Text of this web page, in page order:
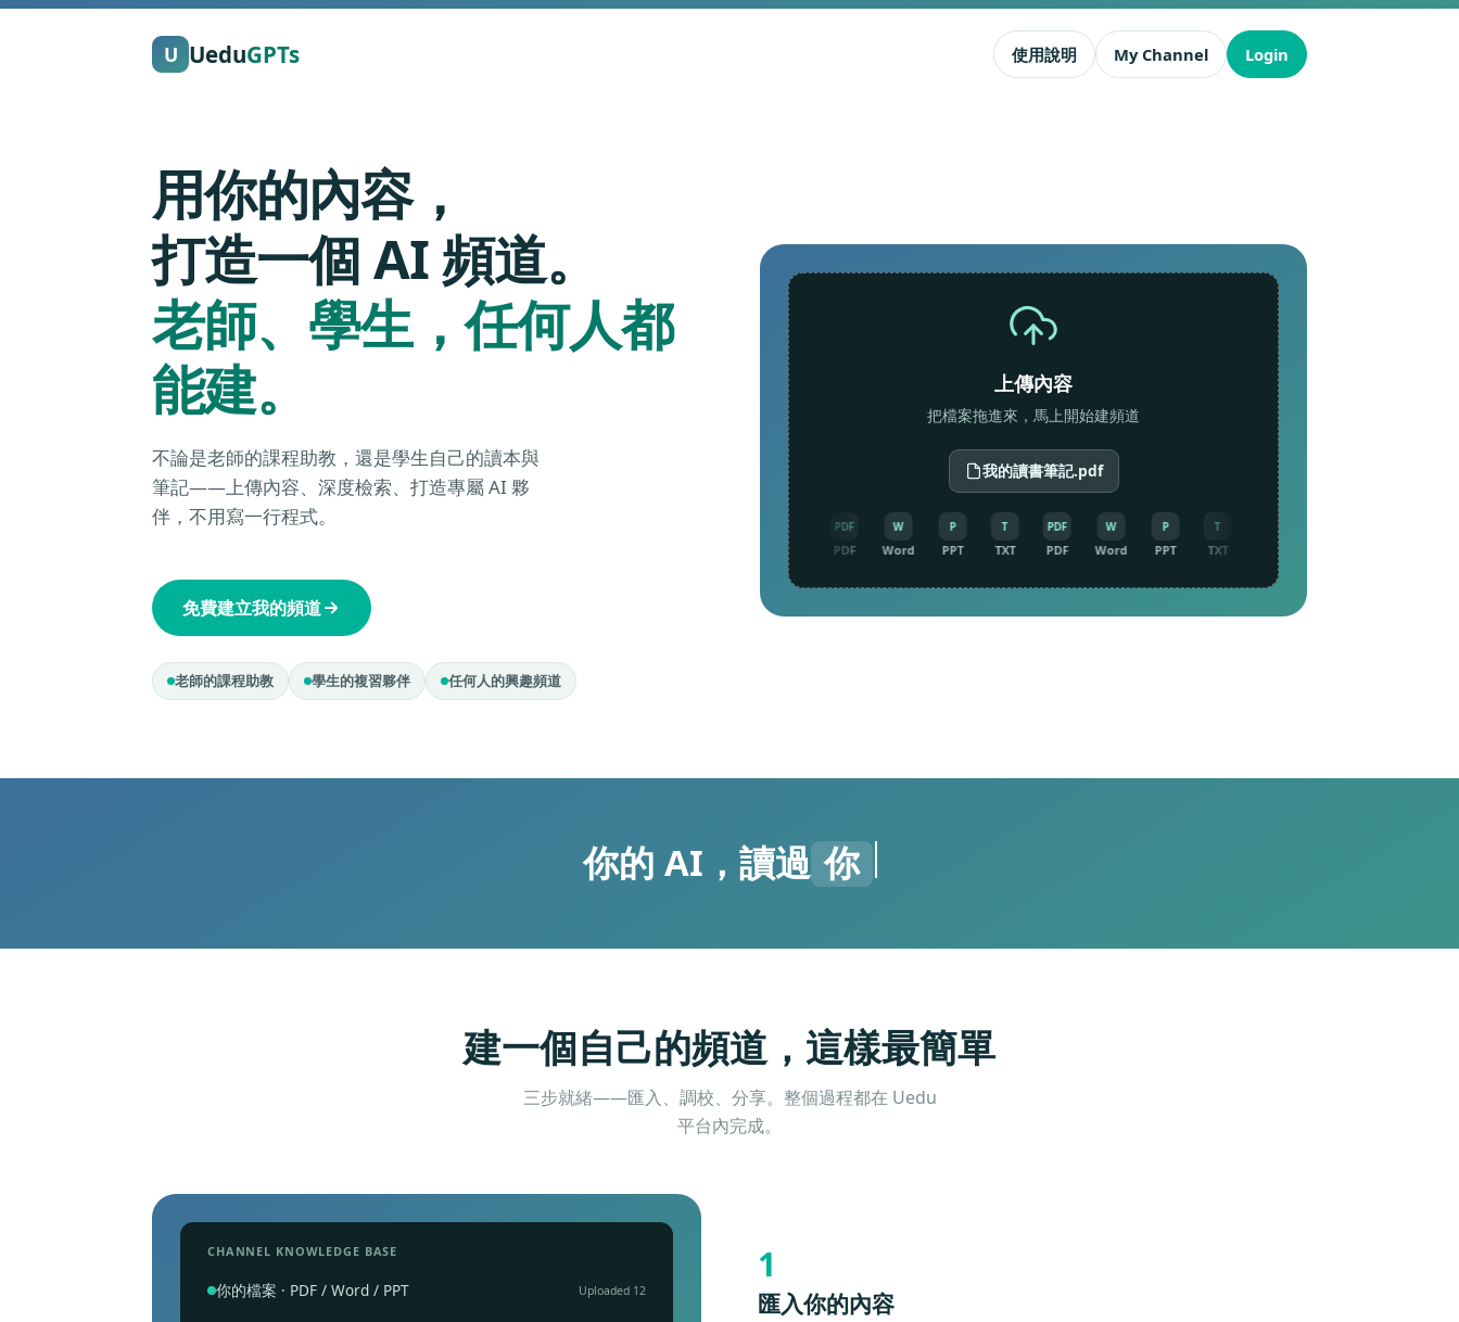
U UeduGPTs 使用說明 My Channel Login
用你的內容，
打造一個 AI 頻道。
老師、學生，任何人都
能建。
不論是老師的課程助教，還是學生自己的讀本與
筆記——上傳內容、深度檢索、打造專屬 AI 夥
伴，不用寫一行程式。
免費建立我的頻道
老師的課程助教 學生的複習夥伴 任何人的興趣頻道
上傳內容
把檔案拖進來，馬上開始建頻道
我的讀書筆記.pdf
PDF
PDF Word PPT TXT
PDF
PDF Word PPT TXT
你的 AI，讀過 你最愛的文章
建一個自己的頻道，這樣最簡單
三步就緒——匯入、調校、分享。整個過程都在 Uedu
平台內完成。
1
匯入你的內容
CHANNEL KNOWLEDGE BASE
你的檔案 · PDF / Word / PPT Uploaded 12